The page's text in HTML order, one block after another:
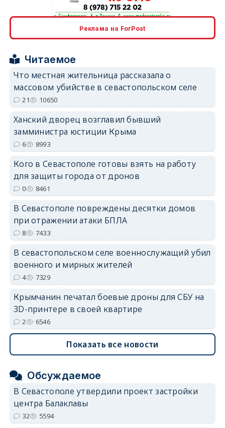
erid: 2SDnjdvhGXG
Реклама на ForPost
Читаемое
Что местная жительница рассказала о
массовом убийстве в севастопольском селе
21 10650
Ханский дворец возглавил бывший
замминистра юстиции Крыма
6 8993
Кого в Севастополе готовы взять на работу
для защиты города от дронов
0 8461
В Севастополе повреждены десятки домов
при отражении атаки БПЛА
8 7433
В севастопольском селе военнослужащий убил
военного и мирных жителей
4 7329
Крымчанин печатал боевые дроны для СБУ на
3D-принтере в своей квартире
2 6546
Показать все новости
Обсуждаемое
В Севастополе утвердили проект застройки
центра Балаклавы
32 5594